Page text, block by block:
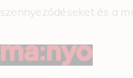
szennyeződéseket és a